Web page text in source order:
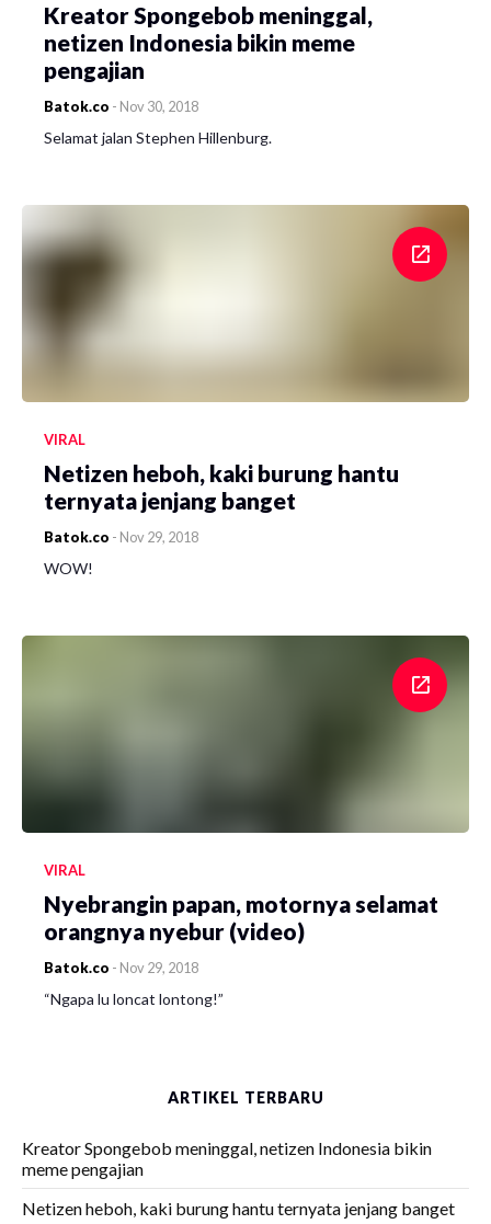
Kreator Spongebob meninggal,
netizen Indonesia bikin meme
pengajian
Batok.co - Nov 30, 2018
Selamat jalan Stephen Hillenburg.
VIRAL
Netizen heboh, kaki burung hantu
ternyata jenjang banget
Batok.co - Nov 29, 2018
WOW!
VIRAL
Nyebrangin papan, motornya selamat
orangnya nyebur (video)
Batok.co - Nov 29, 2018
“Ngapa lu loncat lontong!”
ARTIKEL TERBARU
Kreator Spongebob meninggal, netizen Indonesia bikin
meme pengajian
Netizen heboh, kaki burung hantu ternyata jenjang banget